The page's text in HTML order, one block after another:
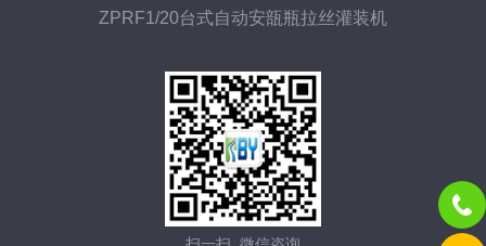
ZPRF1/20台式自动安瓿瓶拉丝灌装机